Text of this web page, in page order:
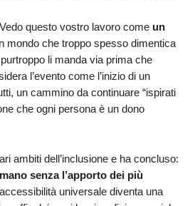
questo vostro lavoro come un
mondo che troppo spesso dimentica
li manda via prima che
l’evento come l’inizio di un
un cammino da continuare “ispirati
che ogni persona è un dono
ambiti dell’inclusione e ha concluso:
senza l’apporto dei più
universale diventa una